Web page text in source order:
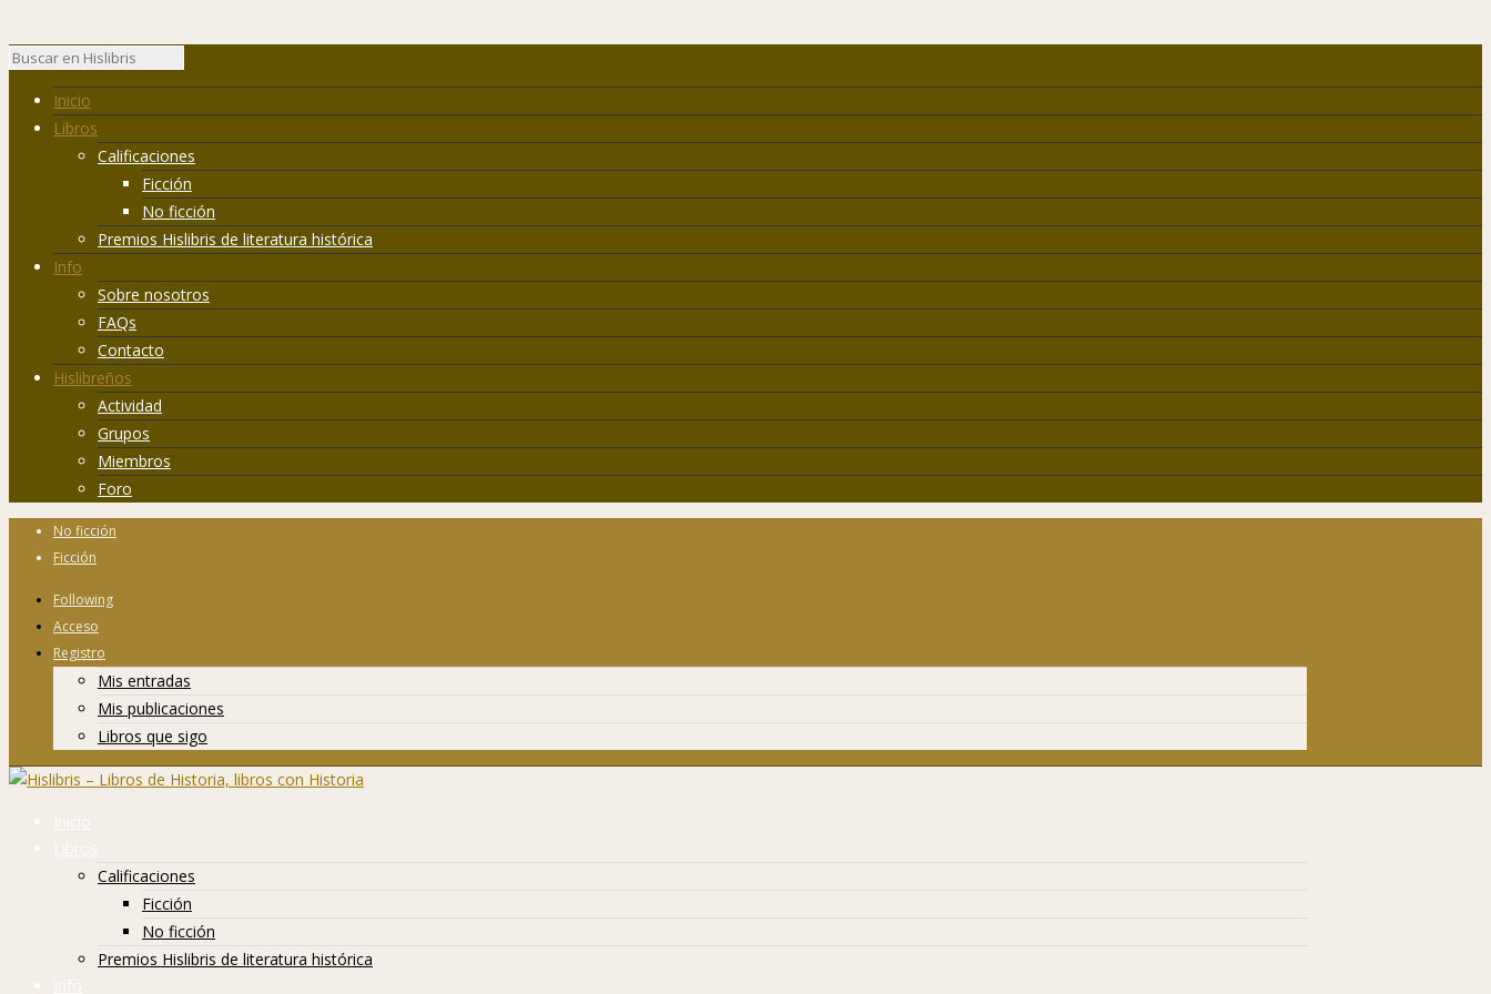
Inicio
Libros
Calificaciones
Ficción
No ficción
Premios Hislibris de literatura histórica
Info
Sobre nosotros
FAQs
Contacto
Hislibreños
Actividad
Grupos
Miembros
Foro
No ficción
Ficción
Following
Acceso
Registro
Mis entradas
Mis publicaciones
Libros que sigo
Inicio
Libros
Calificaciones
Ficción
No ficción
Premios Hislibris de literatura histórica
Info